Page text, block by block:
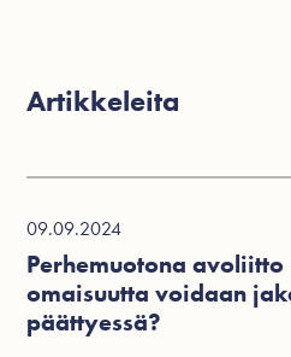
Artikkeleita
09.09.2024
Perhemuotona
omaisuutta voidaan
päättyessä?